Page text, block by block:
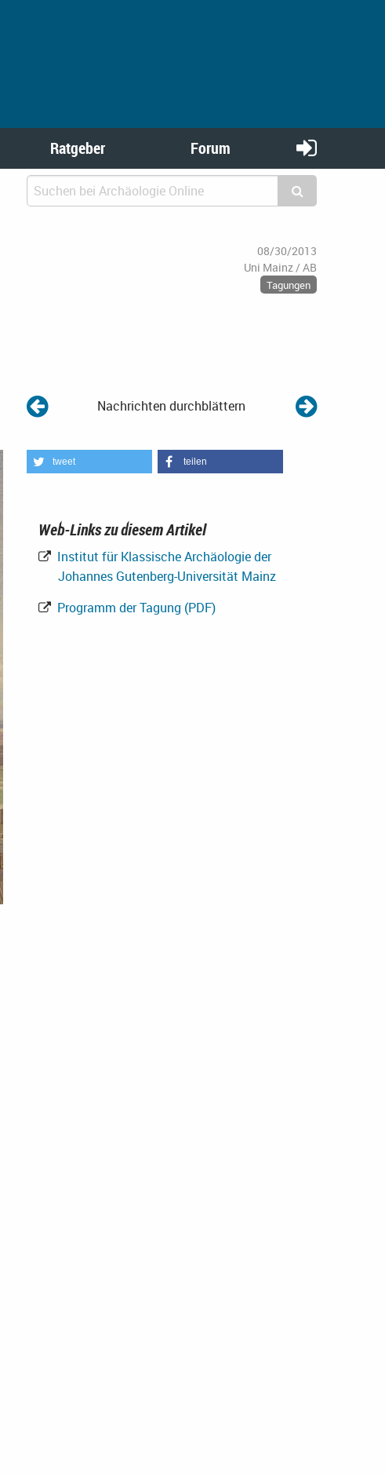
Ratgeber Forum
08/30/2013
Uni Mainz / AB
Tagungen
Nachrichten durchblättern
tweet teilen
Web-Links zu diesem Artikel
Institut für Klassische Archäologie der
Johannes Gutenberg-Universität Mainz
Programm der Tagung (PDF)